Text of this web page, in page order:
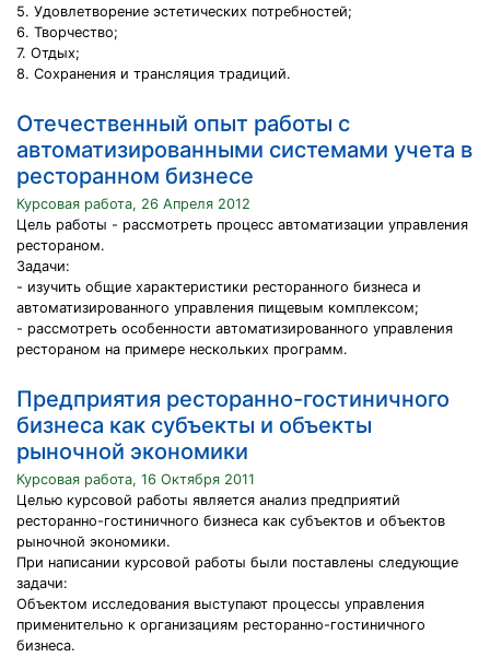
5. Удовлетворение эстетических потребностей;
6. Творчество;
7. Отдых;
8. Сохранения и трансляция традиций.
Отечественный опыт работы с
автоматизированными системами учета в
ресторанном бизнесе
Курсовая работа, 26 Апреля 2012
Цель работы - рассмотреть процесс автоматизации управления
рестораном.
Задачи:
- изучить общие характеристики ресторанного бизнеса и
автоматизированного управления пищевым комплексом;
- рассмотреть особенности автоматизированного управления
рестораном на примере нескольких программ.
Предприятия ресторанно-гостиничного
бизнеса как субъекты и объекты
рыночной экономики
Курсовая работа, 16 Октября 2011
Целью курсовой работы является анализ предприятий
ресторанно-гостиничного бизнеса как субъектов и объектов
рыночной экономики.
При написании курсовой работы были поставлены следующие
задачи:
Объектом исследования выступают процессы управления
применительно к организациям ресторанно-гостиничного
бизнеса.